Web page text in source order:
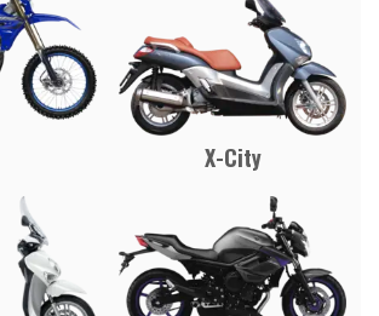
X-City